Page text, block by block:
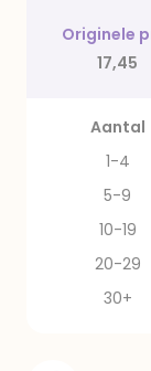
Originele
17,45
Aantal
1-4
5-9
10-19
20-29
30+